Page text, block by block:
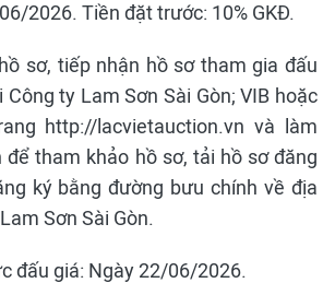
2026. Tiền đặt trước: 10% GKĐ.
sơ, tiếp nhận hồ sơ tham gia đấu
ty Lam Sơn Sài Gòn; VIB hoặc
http://lacvietauction.vn và làm
tham khảo hồ sơ, tải hồ sơ đăng
ký bằng đường bưu chính về địa
Sơn Sài Gòn.
đấu giá: Ngày 22/06/2026.